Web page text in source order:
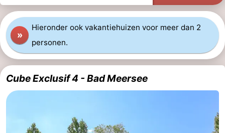
»
Hieronder ook vakantiehuizen voor meer dan 2
personen.
Cube Exclusif 4 - Bad Meersee